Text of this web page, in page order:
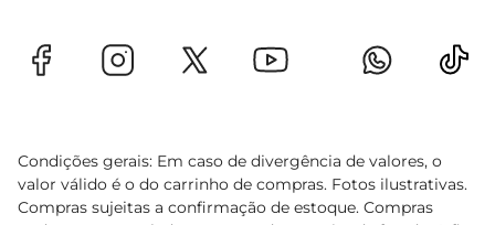
Condições gerais: Em caso de divergência de valores, o
valor válido é o do carrinho de compras. Fotos ilustrativas.
Compras sujeitas a confirmação de estoque. Compras